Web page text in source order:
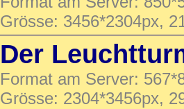
Grösse: 3456*2304px,
Der
Format am Server:
Grösse: 2304*3456px,